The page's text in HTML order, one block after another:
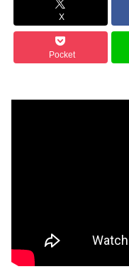
X
Pocket